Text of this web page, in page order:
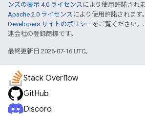
ンズの表示 4.0 ライセンス により使用許諾され
Apache 2.0 ライセンス により使用許諾されます
Developers サイトのポリシー をご覧ください。
連会社の登録商標です。
最終更新日 2026-07-16 UTC。
Stack Overflow
GitHub
Discord